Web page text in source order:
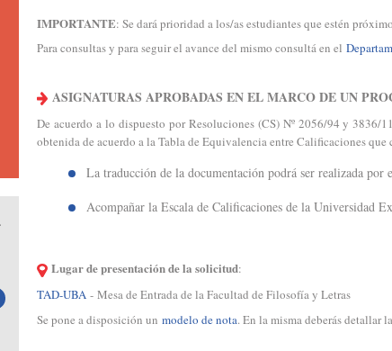
IMPORTANTE: Se dará prioridad a los/as estudiantes que estén
Para consultas y para seguir el avance del mismo consultá en el
ASIGNATURAS APROBADAS EN EL MARCO DE UN
De acuerdo a lo dispuesto por Resoluciones (CS) Nº 2056/94 y 3836/
obtenida de acuerdo a la Tabla de Equivalencia entre Calificaciones que
La traducción de la documentación podrá ser realizada por
Acompañar la Escala de Calificaciones de la Universidad
Lugar de presentación de la solicitud:
TAD-UBA - Mesa de Entrada de la Facultad de Filosofía y Letras
Se pone a disposición un modelo de nota. En la misma deberás detallar